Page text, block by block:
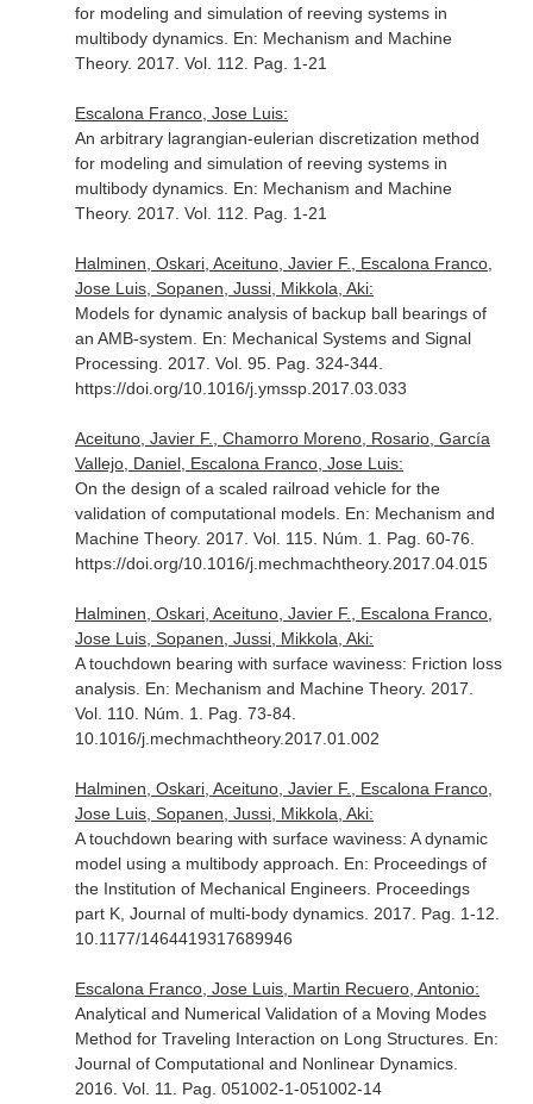
for modeling and simulation of reeving systems in
multibody dynamics. En: Mechanism and Machine
Theory. 2017. Vol. 112. Pag. 1-21
Escalona Franco, Jose Luis:
An arbitrary lagrangian-eulerian discretization method
for modeling and simulation of reeving systems in
multibody dynamics. En: Mechanism and Machine
Theory. 2017. Vol. 112. Pag. 1-21
Halminen, Oskari, Aceituno, Javier F., Escalona Franco,
Jose Luis, Sopanen, Jussi, Mikkola, Aki:
Models for dynamic analysis of backup ball bearings of
an AMB-system. En: Mechanical Systems and Signal
Processing . 2017. Vol. 95. Pag. 324-344.
https://doi.org/10.1016/j.ymssp.2017.03.033
Aceituno, Javier F., Chamorro Moreno, Rosario, García
Vallejo, Daniel, Escalona Franco, Jose Luis:
On the design of a scaled railroad vehicle for the
validation of computational models. En: Mechanism and
Machine Theory. 2017. Vol. 115. Núm. 1. Pag. 60-76.
https://doi.org/10.1016/j.mechmachtheory.2017.04.015
Halminen, Oskari, Aceituno, Javier F., Escalona Franco,
Jose Luis, Sopanen, Jussi, Mikkola, Aki:
A touchdown bearing with surface waviness: Friction loss
analysis. En: Mechanism and Machine Theory. 2017.
Vol. 110. Núm. 1. Pag. 73-84.
10.1016/j.mechmachtheory.2017.01.002
Halminen, Oskari, Aceituno, Javier F., Escalona Franco,
Jose Luis, Sopanen, Jussi, Mikkola, Aki:
A touchdown bearing with surface waviness: A dynamic
model using a multibody approach. En: Proceedings of
the Institution of Mechanical Engineers. Proceedings
part K, Journal of multi-body dynamics. 2017. Pag. 1-12.
10.1177/1464419317689946
Escalona Franco, Jose Luis, Martin Recuero, Antonio:
Analytical and Numerical Validation of a Moving Modes
Method for Traveling Interaction on Long Structures. En:
Journal of Computational and Nonlinear Dynamics.
2016. Vol. 11. Pag. 051002-1-051002-14